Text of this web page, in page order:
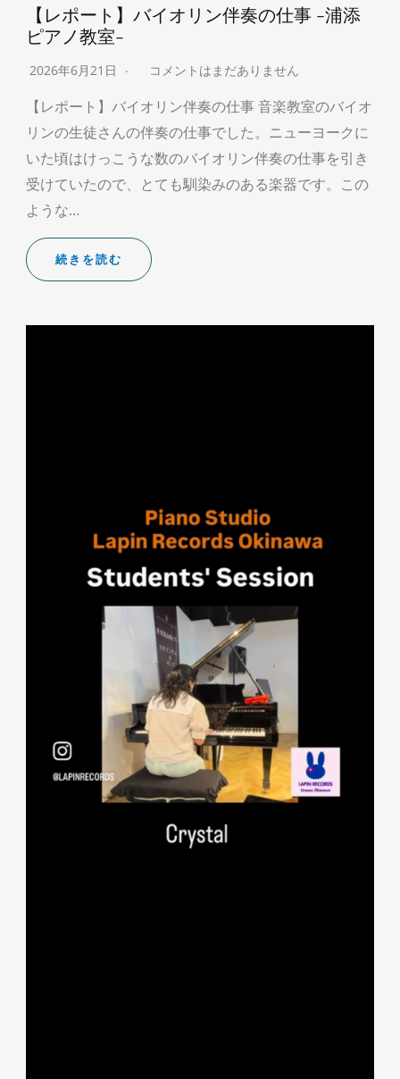
【レポート】バイオリン伴奏の仕事 -浦添
ピアノ教室-
2026年6月21日 コメントはまだありません
【レポート】バイオリン伴奏の仕事 音楽教室のバイオ
リンの生徒さんの伴奏の仕事でした。ニューヨークに
いた頃はけっこうな数のバイオリン伴奏の仕事を引き
受けていたので、とても馴染みのある楽器です。この
ような…
続きを読む